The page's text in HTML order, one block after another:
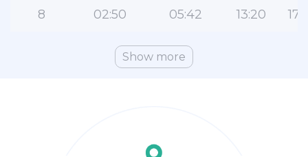
8 02:50 05:42 13:20
Show more